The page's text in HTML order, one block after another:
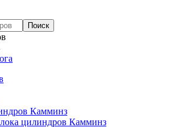
Камминз
цилиндров Камминз